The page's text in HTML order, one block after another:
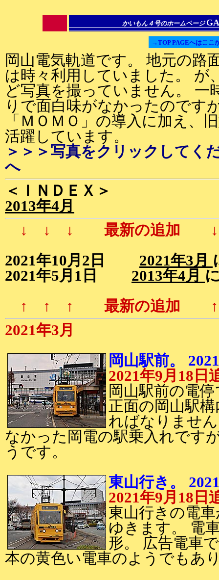
かいもん４号のホームページ
→TOP PAGEへはここ
岡山電気軌道です。 地元の路
は時々利用していました。 が
ど写真を撮っていません。 一
りで面白味がなかったのです
「ＭＯＭＯ」の導入に加え、
活躍しています。
＞＞＞写真をクリックしてく
へ
＜ＩＮＤＥＸ＞
2013年4月
↓ ↓ ↓ 最新の追加
2021年10月2日 2021年3月
2021年5月1日 2013年4月
↑ ↑ ↑ 最新の追加
2021年3月
岡山駅前。
2021年9月18日
岡山駅前の電
正面の岡山駅
ればなりませ
なかった岡電の駅乗入れです
うです。
東山行き。
2021年9月18日
東山行きの電
ゆきます。 電
形。 広告電車
本の黄色い電車のようでもあ